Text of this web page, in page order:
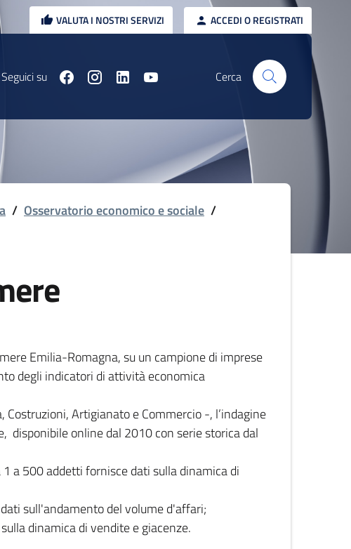
VALUTA I NOSTRI SERVIZI ACCEDI O REGISTRATI
Seguici su Cerca
/ Osservatorio economico e sociale /
Emilia-Romagna, su un campione di imprese
degli indicatori di attività economica
Artigianato e Commercio -, l’indagine
disponibile online dal 2010 con serie storica dal
a 500 addetti fornisce dati sulla dinamica di
sull'andamento del volume d'affari;
dinamica di vendite e giacenze.